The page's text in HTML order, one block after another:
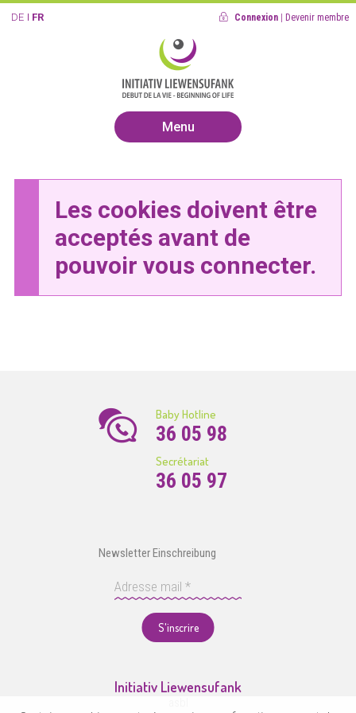
DE FR Connexion Devenir membre
Menu
Les cookies doivent être
acceptés avant de
pouvoir vous connecter.
Baby Hotline
36 05 98
Secrétariat
36 05 97
Newsletter Einschreibung
S'inscrire
Initiativ Liewensufank